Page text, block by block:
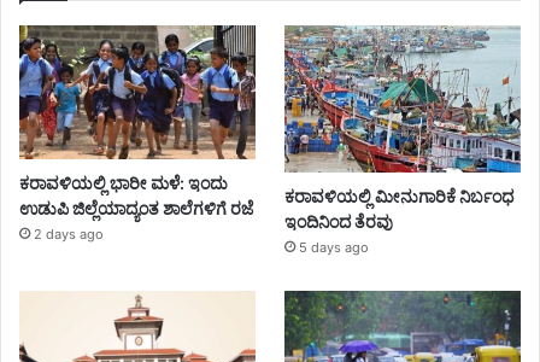
ಕರಾವಳಿಯಲ್ಲಿ ಭಾರೀ ಮಳೆ: ಇಂದು
ಉಡುಪಿ ಜಿಲ್ಲೆಯಾದ್ಯಂತ ಶಾಲೆಗಳಿಗೆ ರಜೆ
2 days ago
ಕರಾವಳಿಯಲ್ಲಿ ಮೀನುಗಾರಿಕೆ ನಿರ್ಬಂಧ
ಇಂದಿನಿಂದ ತೆರವು
5 days ago